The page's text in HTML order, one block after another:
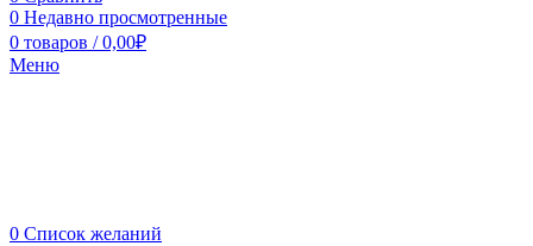
0 Недавно просмотренные
0 товаров / 0,00₽
Меню
0 Список желаний